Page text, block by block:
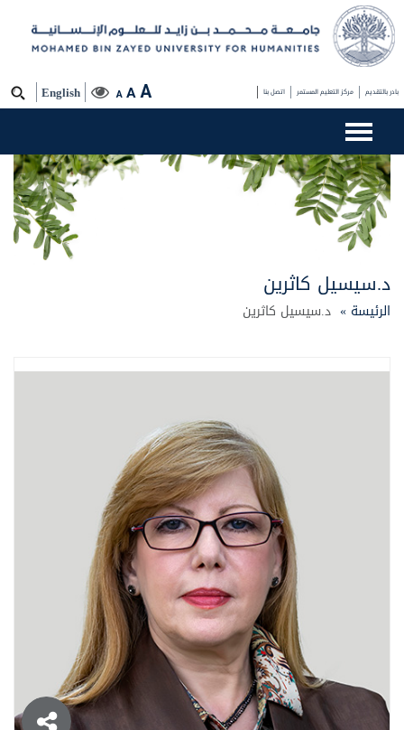
English A A A بادر بالتقديم مركز التعليم المستمر اتصل بنا
د.سيسيل كاثرين
الرئيسة » د.سيسيل كاثرين